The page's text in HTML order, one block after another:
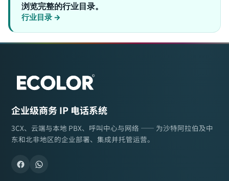
浏览完整的行业目录。
行业目录 →
企业级商务 IP 电话系统
3CX、云端与本地 PBX、呼叫中心与网络 —— 为沙特阿拉伯及中
东和北非地区的企业部署、集成并托管运营。